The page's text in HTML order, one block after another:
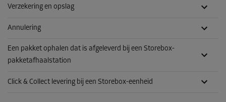
Verzekering en opslag
Annulering
Een pakket ophalen dat is afgeleverd bij een Storebox-
pakketafhaalstation
Click & Collect levering bij een Storebox-eenheid